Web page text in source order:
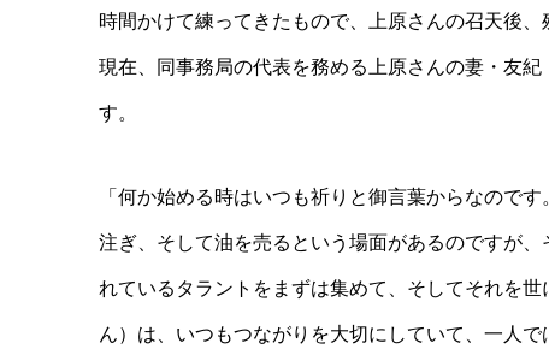
時間かけて練ってきたもので、上原さんの召天後
現在、同事務局の代表を務める上原さんの妻・友
す。
「何か始める時はいつも祈りと御言葉からなのです
注ぎ、そして油を売るという場面があるのですが
れているタラントをまずは集めて、そしてそれを
ん）は、いつもつながりを大切にしていて、一人